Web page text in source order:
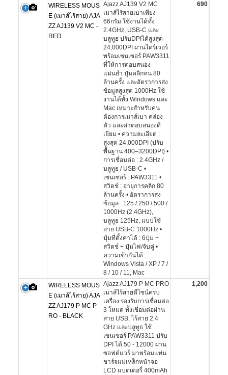
WIRELESS MOUS
E (เมาส์ไร้สาย) AJA
ZZ AJ139 V2 MC -
RED
Ajazz AJ139 V2 MC
เมาส์ไร้สายเบาเพียง
66กรัม ใช้งานได้ทั้ง
2.4GHz, USB-C และ
บลูทูธ ปรับDPIได้สูงสุด
24,000DPI ผ่านไดร์เวอร์
พร้อมเซนเซอร์ PAW3311
ที่ให้การตอบสนอง
แม่นยำ ปุ่มคลิกทน 80
ล้านครั้ง และอัตราการส่ง
ข้อมูลสูงสุด 1000Hz ใช้
งานได้ทั้ง Windows และ
Mac เหมาะสำหรับคน
ต้องการเมาส์เบา คล่อง
ตัว และค่าตอบสนองดี
เยี่ยม • ความละเอียด :
สูงสุด 24,000DPI (ปรับ
พื้นฐาน 400–3200DPI) •
การเชื่อมต่อ : 2.4GHz /
บลูทูธ / USB-C •
เซนเซอร์ : PAW3311 •
สวิตช์ : อายุการคลิก 80
ล้านครั้ง • อัตราการส่ง
ข้อมูล : 125 / 250 / 500 /
1000Hz (2.4GHz),
บลูทูธ 125Hz, แบบใช้
สาย USB-C 1000Hz •
ปุ่มที่ตั้งค่าได้ : 6ปุ่ม +
สวิตช์ + ปุ่มไฟ/จับคู่ •
ความเข้ากันได้ :
Windows Vista / XP / 7 /
8 / 10 / 11, Mac
690
WIRELESS MOUS
E (เมาส์ไร้สาย) AJA
ZZ AJ179 P MC P
RO - BLACK
Ajazz AJ179 P MC PRO
เมาส์ไร้สายดีไซน์ครบ
เครื่อง รองรับการเชื่อมต่อ
3 โหมด ทั้งเชื่อมต่อผ่าน
สาย USB, ไร้สาย 2.4
GHz และบลูทูธ ใช้
เซนเซอร์ PAW3311 ปรับ
DPI ได้ 50 - 12000 ผ่าน
ซอฟต์แวร์ มาพร้อมแท่น
ชาร์จแม่เหล็กหน้าจอ
LCD แบตเตอรี่ 400mAh
1,200